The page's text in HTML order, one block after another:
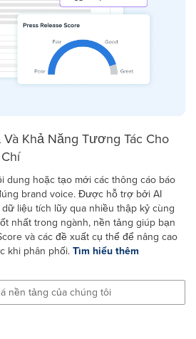
Khả Năng Tương Tác Cho
dung hoặc tạo mới các thông cáo báo
brand voice. Được hỗ trợ bởi AI
liệu tích lũy qua nhiều thập kỷ cùng
nhất trong ngành, nền tảng giúp bạn
và các đề xuất cụ thể để nâng cao
khi phân phối.Tìm hiểu thêm
nền tảng của chúng tôi